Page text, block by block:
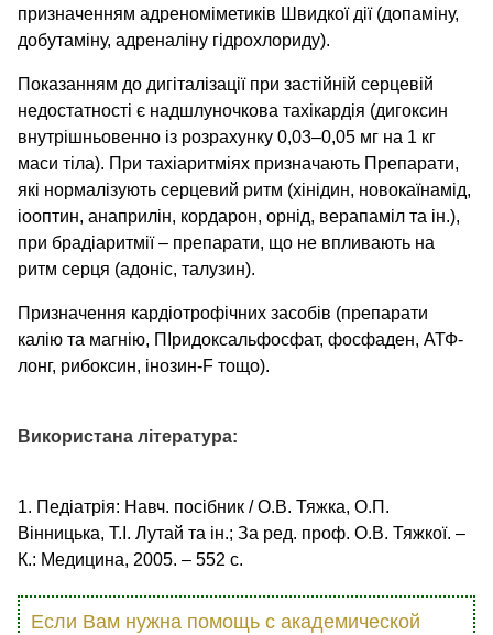
призначенням адреноміметиків Швидкої дії (допаміну,
добутаміну, адреналіну гідрохлориду).
Показанням до дигіталізації при застійній серцевій
недостатності є надшлуночкова тахікардія (дигоксин
внутрішньовенно із розрахунку 0,03–0,05 мг на 1 кг
маси тіла). При тахіаритміях призначають Препарати,
які нормалізують серцевий ритм (хінідин, новокаїнамід,
іооптин, анаприлін, кордарон, орнід, верапаміл та ін.),
при брадіаритмії – препарати, що не впливають на
ритм серця (адоніс, талузин).
Призначення кардіотрофічних засобів (препарати
калію та магнію, ПІридоксальфосфат, фосфаден, АТФ-
лонг, рибоксин, інозин-F тощо).
Використана література:
1. Педіатрія: Навч. посібник / О.В. Тяжка, О.П.
Вінницька, Т.І. Лутай та ін.; За ред. проф. О.В. Тяжкої. –
К.: Медицина, 2005. – 552 с.
Если Вам нужна помощь с академической